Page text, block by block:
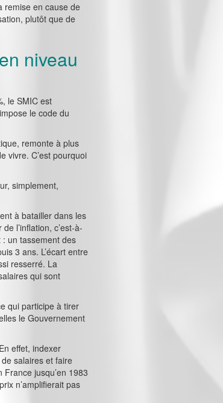
remise en cause de
plutôt que de
niveau
le SMIC est
le code du
remonte à plus
vivre. C’est pourquoi
simplement,
à batailler dans les
l’inflation, c’est-à-
un tassement des
3 ans. L’écart entre
resserré. La
qui sont
qui participe à tirer
le Gouvernement
En effet, indexer
salaires et faire
jusqu’en 1983
n’amplifierait pas